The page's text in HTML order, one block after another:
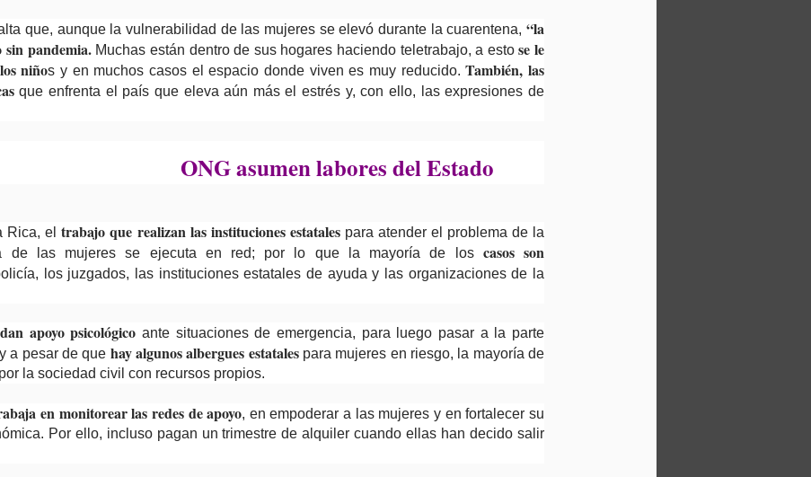
que, aunque la vulnerabilidad de las mujeres se elevó durante la cuarentena, “la
sin pandemia.Muchas están dentro de sus hogares haciendo teletrabajo, a estose le
niños y en muchos casos el espacio donde viven es muy reducido.También, las
que enfrenta el país que eleva aún más el estrés y, con ello, las expresiones de
ONG asumen labores del Estado
Rica, eltrabajo que realizan las instituciones estatalespara atender el problema de la
de las mujeres se ejecuta en red; por lo que la mayoría de los casos son
los juzgados, las instituciones estatales de ayuda y las organizaciones de la
apoyo psicológico ante situaciones de emergencia, para luego pasar a la parte
a pesar de que hay algunos albergues estatalespara mujeres en riesgo, la mayoría de
la sociedad civil con recursos propios.
en monitorear las redes de apoyo, en empoderar a las mujeres y en fortalecer su
Por ello, incluso pagan un trimestre de alquiler cuando ellas han decido salir